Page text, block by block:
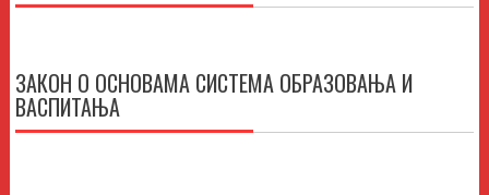
ЗАКОН О ОСНОВАМА СИСТЕМА ОБРАЗОВАЊА И
ВАСПИТАЊА